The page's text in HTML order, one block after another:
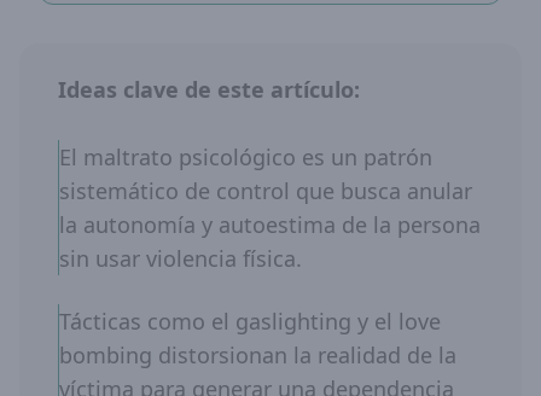
Ideas clave de este artículo:
El maltrato psicológico es un patrón
sistemático de control que busca anular
la autonomía y autoestima de la persona
sin usar violencia física.
Tácticas como el gaslighting y el love
bombing distorsionan la realidad de la
víctima para generar una dependencia